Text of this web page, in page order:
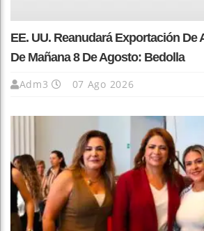
EE. UU. Reanudará Exportación De
De Mañana 8 De Agosto: Bedolla
Adm3 07 Ago 2026